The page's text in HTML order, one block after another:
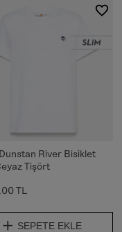
River Bisiklet
Tişört
TL
SEPETE EKLE